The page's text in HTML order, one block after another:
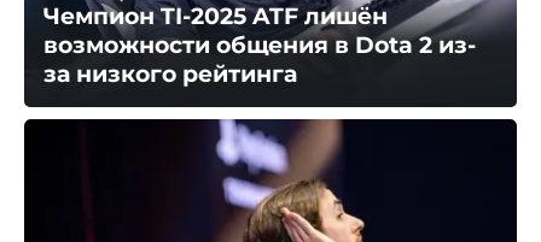
Чемпион TI-2025 ATF лишён
возможности общения в Dota 2 из-
за низкого рейтинга